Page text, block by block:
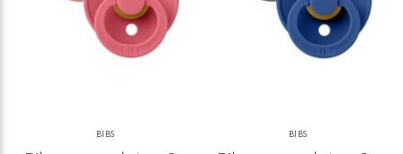
BIBS BIBS